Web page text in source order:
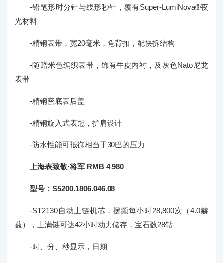
-铅笔形时分针与线形秒针，覆有Super-LumiNova®夜
光材料
-精钢表带，宽20毫米，龟背扣，配快拆结构
-随赠米色编织表带，饰有牛皮内衬，及灰色Nato尼龙
表带
-精钢密底表后盖
-精钢旋入式表冠，护肩设计
-防水性能可抵御相当于30巴的压力
上海表致敬·将军 RMB 4,980
型号：S5200.1806.046.08
-ST2130自动上链机芯，摆频每小时28,800次（4.0赫
兹），上满链可达42小时动力储存，宝石数28钻
-时、分、秒显示，日期